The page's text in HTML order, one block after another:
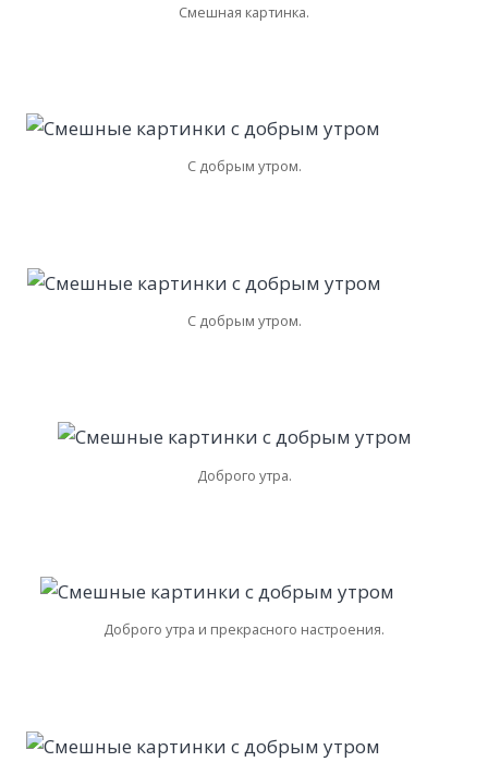
Смешная картинка.
С добрым утром.
С добрым утром.
Доброго утра.
Доброго утра и прекрасного настроения.